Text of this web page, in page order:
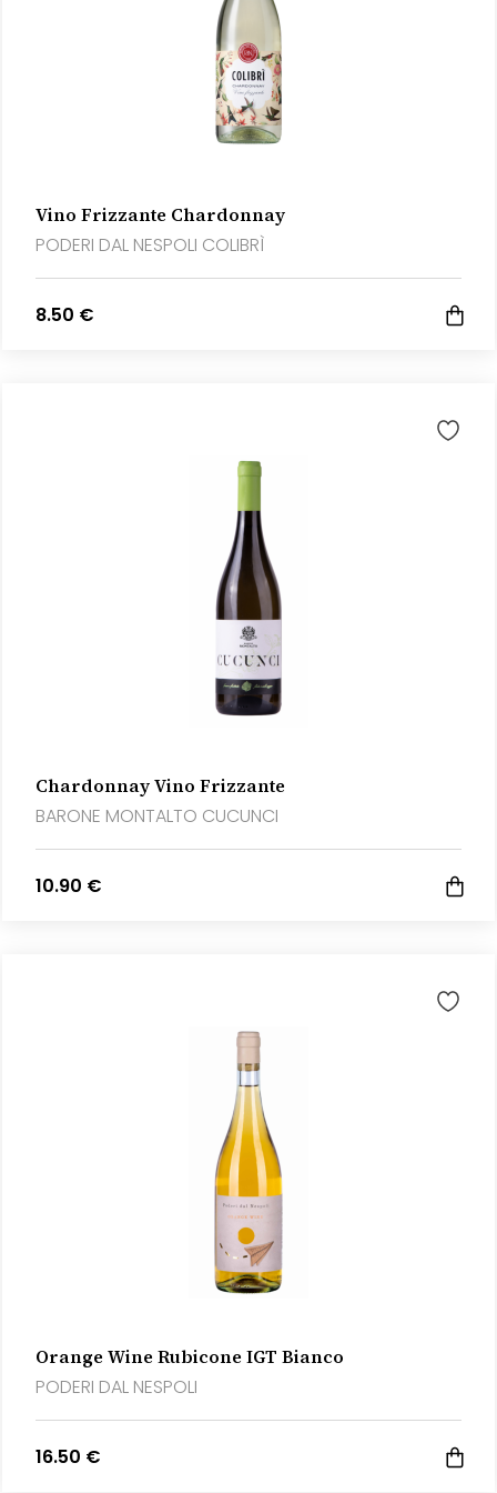
Vino Frizzante Chardonnay
PODERI DAL NESPOLI COLIBRÌ
8.50 €
Chardonnay Vino Frizzante
BARONE MONTALTO CUCUNCI
10.90 €
Orange Wine Rubicone IGT Bianco
PODERI DAL NESPOLI
16.50 €